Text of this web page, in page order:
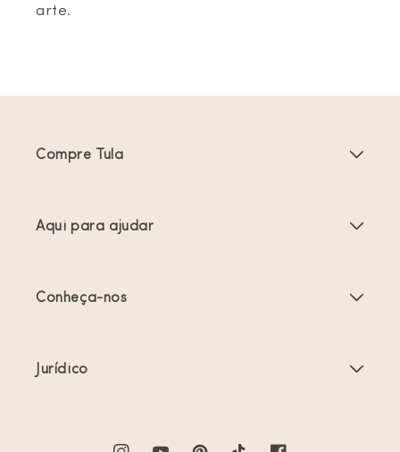
arte.
Compre Tula
Ofertas e promoções
Aqui para ajudar
Conheça-nos
Jurídico